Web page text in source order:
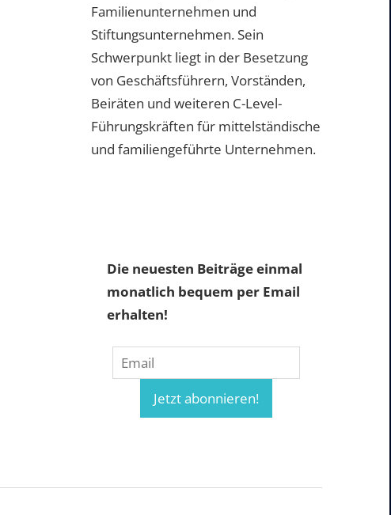
Familienunternehmen und
Stiftungsunternehmen. Sein
Schwerpunkt liegt in der Besetzung
von Geschäftsführern, Vorständen,
Beiräten und weiteren C-Level-
Führungskräften für mittelständische
und familiengeführte Unternehmen.
Die neuesten Beiträge einmal
monatlich bequem per Email
erhalten!